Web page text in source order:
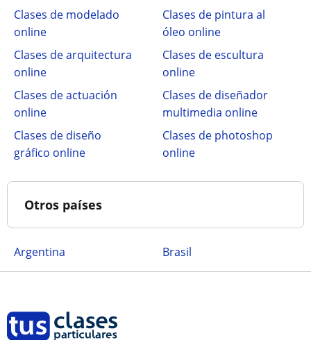
Clases de modelado
online
Clases de pintura al
óleo online
Clases de arquitectura
online
Clases de escultura
online
Clases de actuación
online
Clases de diseñador
multimedia online
Clases de diseño
gráfico online
Clases de photoshop
online
Otros países
Argentina Brasil